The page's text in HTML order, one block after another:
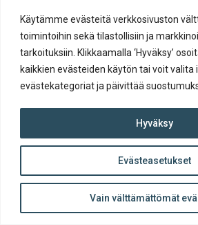
Käytämme evästeitä verkkosivuston
toimintoihin sekä tilastollisiin ja
tarkoituksiin. Klikkaamalla ‘Hyväksy’
kaikkien evästeiden käytön tai voit valita
evästekategoriat ja päivittää
Evästeasetukset
Vain välttämättömät
Hyväksy
Website crafted byEvermade.